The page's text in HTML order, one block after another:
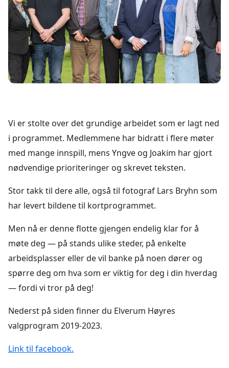
Vi er stolte over det grundige arbeidet som er lagt ned
i programmet. Medlemmene har bidratt i flere møter
med mange innspill, mens Yngve og Joakim har gjort
nødvendige prioriteringer og skrevet teksten.
Stor takk til dere alle, også til fotograf Lars Bryhn som
har levert bildene til kortprogrammet.
Men nå er denne flotte gjengen endelig klar for å
møte deg — på stands ulike steder, på enkelte
arbeidsplasser eller de vil banke på noen dører og
spørre deg om hva som er viktig for deg i din hverdag
— fordi vi tror på deg!
Nederst på siden finner du Elverum Høyres
valgprogram 2019-2023.
Link til facebook.